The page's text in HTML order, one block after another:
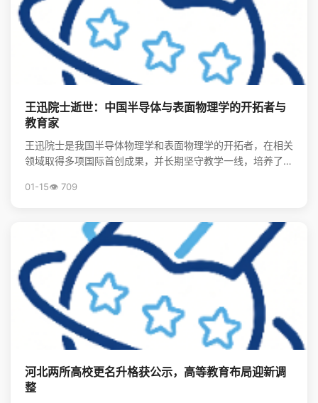
王迅院士逝世：中国半导体与表面物理学的开拓者与
教育家
王迅院士是我国半导体物理学和表面物理学的开拓者，在相关
领域取得多项国际首创成果，并长期坚守教学一线，培养了大
01-15👁️ 709
河北两所高校更名升格获公示，高等教育布局迎新调
整